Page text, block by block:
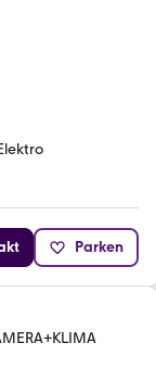
Parken